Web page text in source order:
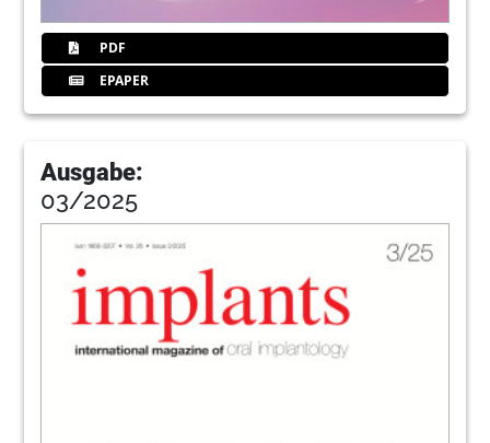
PDF
EPAPER
Ausgabe:
03/2025